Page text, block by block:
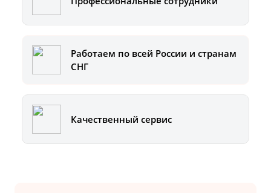
Работаем по всей России и странам
СНГ
Качественный сервис